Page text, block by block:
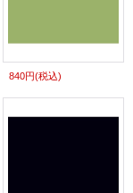
840円(税込)